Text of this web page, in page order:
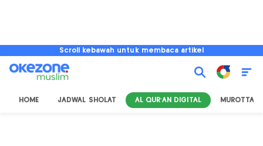
Scroll kebawah untuk membaca artikel
HOME JADWAL SHOLAT AL QUR'AN DIGITAL MUROTTAL